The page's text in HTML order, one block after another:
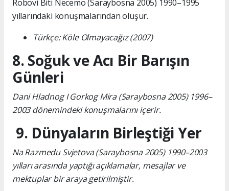
Robovi Biti Necemo (Saraybosna 2005) 1990–1995
yıllarındaki konuşmalarından oluşur.
Türkçe: Köle Olmayacağız (2007)
8. Soğuk ve Acı Bir Barışın
Günleri
Dani Hladnog I Gorkog Mira (Saraybosna 2005) 1996–
2003 dönemindeki konuşmalarını içerir.
9. Dünyaların Birleştiği Yer
Na Razmedu Svjetova (Saraybosna 2005) 1990–2003
yılları arasında yaptığı açıklamalar, mesajlar ve
mektuplar bir araya getirilmiştir.